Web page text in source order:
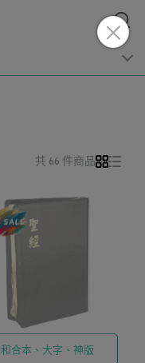
共 66 件商品
和合本、大字、神版